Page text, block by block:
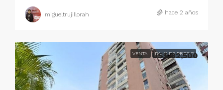
migueltrujillorah hace 2 años
VENTA BAJO DE PRECIO
US$ 82,500